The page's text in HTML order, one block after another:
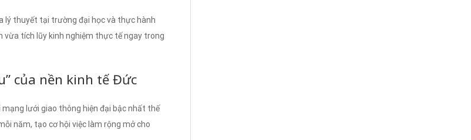
lý thuyết tại trường đại học và thực hành
vừa tích lũy kinh nghiệm thực tế ngay trong
của nền kinh tế Đức
lưới giao thông hiện đại bậc nhất thế
năm, tạo cơ hội việc làm rộng mở cho